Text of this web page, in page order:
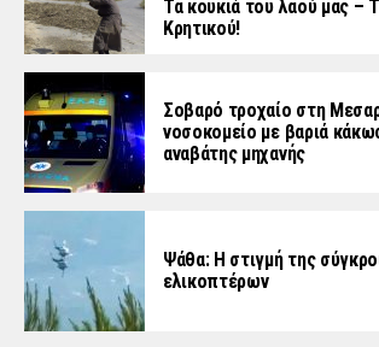
Τα κουκιά του λαού μας –
Κρητικού!
Σοβαρό τροχαίο στη
νοσοκομείο με βαριά
αναβάτης μηχανής
Ψάθα: Η στιγμή της
ελικοπτέρων